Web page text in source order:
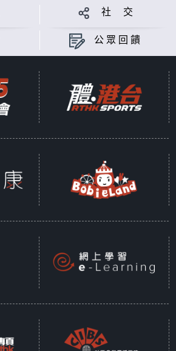
社 交
公眾回饋